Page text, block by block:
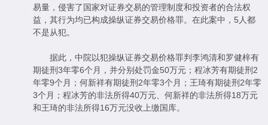
易量，侵害了国家对证券交易的管理制度和投资者的合法权
益，其行为均已构成操纵证券交易价格罪。在此案中，5人都
不是从犯。
据此，中院以犯操纵证券交易价格罪判李鸿清和罗健梓有
期徒刑3年零6个月，并分别处罚金50万元；程冰芳有期徒刑2
年零9个月；何新祥有期徒刑2年零3个月；王琦有期徒刑2年零
3个月；程冰芳的非法所得40万元、何新祥的非法所得18万元
和王琦的非法所得16万元没收上缴国库。